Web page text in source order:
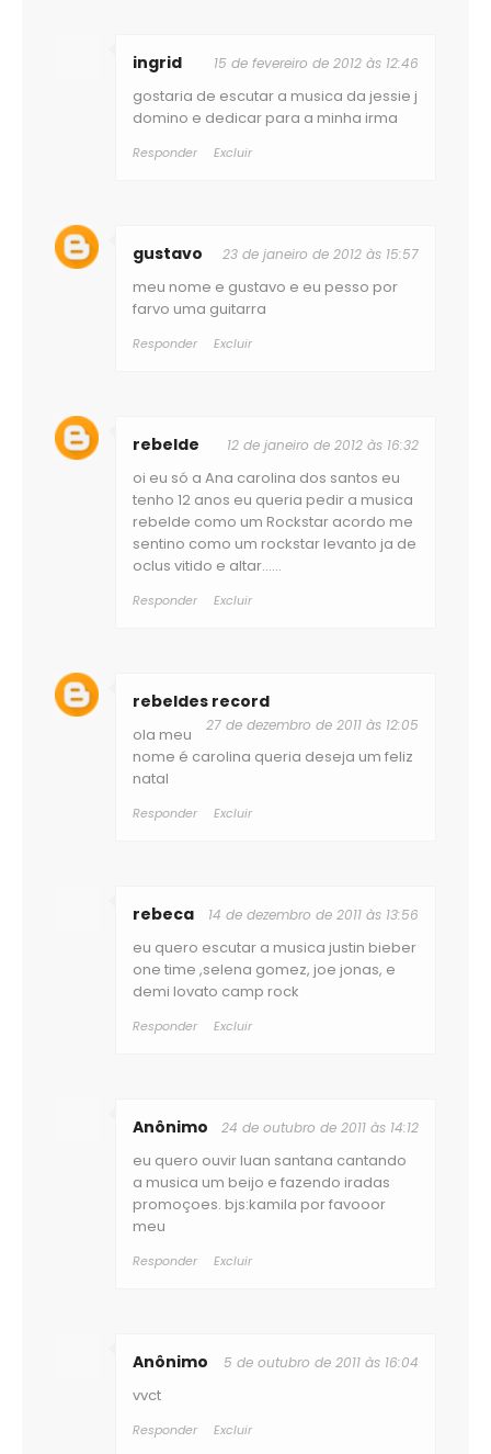
Anônimo 5 de outubro de 2011 às 16:04
vvct
Responder Excluir
Anônimo 24 de outubro de 2011 às 14:12
eu quero ouvir luan santana cantando
a musica um beijo e fazendo iradas
promoçoes. bjs:kamila por favooor
meu
Responder Excluir
rebeca 14 de dezembro de 2011 às 13:56
eu quero escutar a musica justin bieber
one time ,selena gomez, joe jonas, e
demi lovato camp rock
Responder Excluir
rebeldes record
27 de dezembro de 2011 às 12:05
ola meu
nome é carolina queria deseja um feliz
natal
Responder Excluir
rebelde 12 de janeiro de 2012 às 16:32
oi eu só a Ana carolina dos santos eu
tenho 12 anos eu queria pedir a musica
rebelde como um Rockstar acordo me
sentino como um rockstar levanto ja de
oclus vitido e altar......
Responder Excluir
gustavo 23 de janeiro de 2012 às 15:57
meu nome e gustavo e eu pesso por
farvo uma guitarra
Responder Excluir
ingrid 15 de fevereiro de 2012 às 12:46
gostaria de escutar a musica da jessie j
domino e dedicar para a minha irma
Responder Excluir